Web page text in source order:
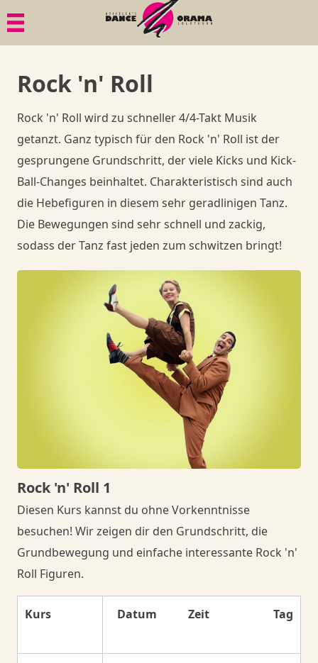
Rock 'n' Roll
Rock 'n' Roll wird zu schneller 4/4-Takt Musik
getanzt. Ganz typisch für den Rock 'n' Roll ist der
gesprungene Grundschritt, der viele Kicks und Kick-
Ball-Changes beinhaltet. Charakteristisch sind auch
die Hebefiguren in diesem sehr geradlinigen Tanz.
Die Bewegungen sind sehr schnell und zackig,
sodass der Tanz fast jeden zum schwitzen bringt!
Rock 'n' Roll 1
Diesen Kurs kannst du ohne Vorkenntnisse
besuchen! Wir zeigen dir den Grundschritt, die
Grundbewegung und einfache interessante Rock 'n'
Roll Figuren.
Kurs Datum Zeit Tag
Menü
Philosophie
Member
Goodies
Shop
Menü
Dies & Das
Gesundheit
Member
Goodies
Danceorama Bern
Menü
Tänze
Ball-Knigge
Quadrille
Member
Danceorama Bern